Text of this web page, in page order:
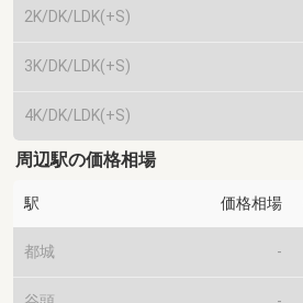
2K/DK/LDK(+S)
3K/DK/LDK(+S)
4K/DK/LDK(+S)
周辺駅の価格相場
駅 価格相場
都城 -